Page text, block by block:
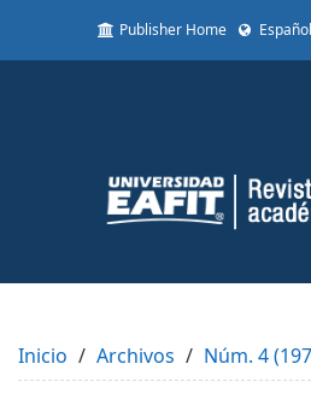
to
Content
Sidebar
Publisher Home Español
Inicio Archivos Núm. 4